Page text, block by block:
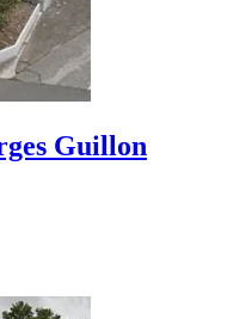
Guillon